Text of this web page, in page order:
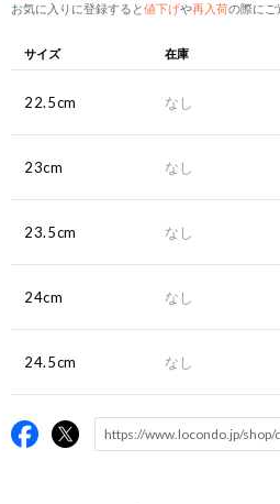
お気に入りに登録すると値下げや再入荷の際にご
サイズ 在庫
22.5cm なし
23cm なし
23.5cm なし
24cm なし
24.5cm なし